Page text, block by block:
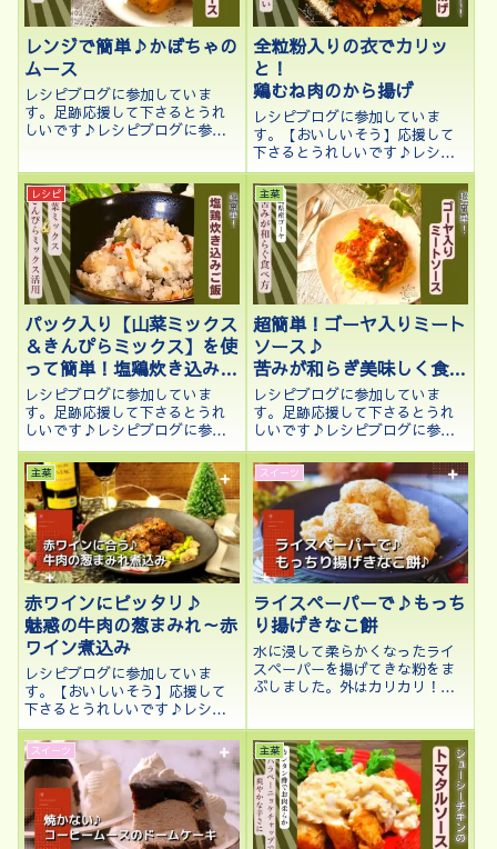
レンジで簡単♪かぼちゃの
ムース
レシピブログに参加していま
す。足跡応援して下さるとうれ
しいです♪レシピブログに参加
です♪こんにちは、kenchicoで
す♪前回の宮崎県産のかぼちゃ
を使ったソテーの残りの半分の
か...
全粒粉入りの衣でカリッ
と！
鶏むね肉のから揚げ
レシピブログに参加していま
す。【おいしいそう】応援して
下さるとうれしいです♪レシピ
ブログに参加中♪クリックして
応援して下さるとうれしいです
♪こんにちは、kenchicoです♪
先日、「日清製粉グループ×フー
ディストパーク」のコラボ広告
企画に...
レシピ
パック入り【山菜ミックス
＆きんぴらミックス】を使
って簡単！塩鶏炊き込みご
飯
レシピブログに参加していま
す。足跡応援して下さるとうれ
しいです♪レシピブログに参加
中♪９月も今週で終わり、秋深
まる季節になってきました。秋
といえばなぜか炊き込みご飯が
食べたくなるのですが、野菜を
細かく切ったりするのが大変で
すよね。今回はパッ...
主菜
超簡単！ゴーヤ入りミート
ソース♪
苦みが和らぎ美味しく食べ
られる♪
レシピブログに参加していま
す。足跡応援して下さるとうれ
しいです♪レシピブログに参加
中♪Blog Mapにも登録していま
す。応援して下さるとうれしい
です♪こんにちは、kenchicoで
す♪7月に入り、またまた暑くな
ってきています。暑い夏は、
め...
主菜
赤ワインにピッタリ♪
魅惑の牛肉の葱まみれ～赤
ワイン煮込み
レシピブログに参加していま
す。【おいしいそう】応援して
下さるとうれしいです♪レシピ
ブログに参加中♪クリックして
応援して下さるとうれしいです
♪こんにちは、kenchicoです
♪SUNTORY✖️FOODSTPARK
様コラボの【バロン ド レス...
スイーツ
ライスペーパーで♪もっち
り揚げきなこ餅
水に浸して柔らかくなったライ
スペーパーを揚げてきな粉をま
ぶしました。外はカリカリ！中
スイーツ 主菜